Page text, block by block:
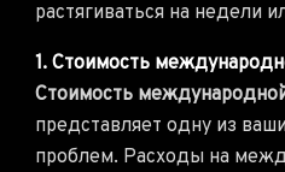
растягиваться на недели
1. Стоимость
Стоимость
представляет одну из
проблем. Расходы на